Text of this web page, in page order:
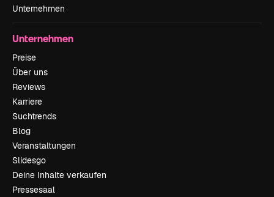
Unternehmen
Unternehmen
Preise
Über uns
Reviews
Karriere
Suchtrends
Blog
Veranstaltungen
Slidesgo
Deine Inhalte verkaufen
Pressesaal